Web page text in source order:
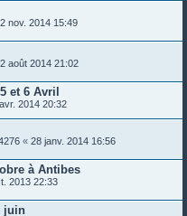
nov. 2014 15:49
août 2014 21:02
et 6 Avril
2014 20:32
« 28 janv. 2014 16:56
à Antibes
2013 22:33
juin